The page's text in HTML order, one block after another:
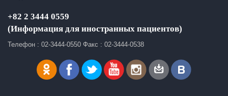
+82 2 3444 0559
(Информация для иностранных пациентов)
Телефон : 02-3444-0550 Факс : 02-3444-0538